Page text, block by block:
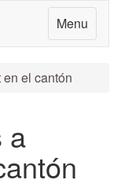
Menu
el cantón
a